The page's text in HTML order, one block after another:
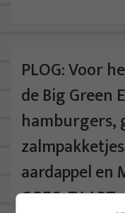
PLOG: Voor
de Big Green
hamburgers,
aardappel en
OREO-TAART